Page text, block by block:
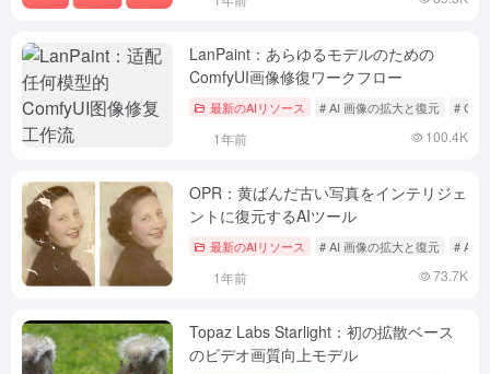
LanPaint：あらゆるモデルのための
ComfyUI画像修復ワークフロー
最新のAIリソース # AI 画像の拡大と復元 #
1年前 100.4K
OPR：黄ばんだ古い写真をインテリジェ
ントに復元するAIツール
最新のAIリソース # AI 画像の拡大と復元 # AI
1年前 73.7K
Topaz Labs Starlight：初の拡散ベース
のビデオ画質向上モデル